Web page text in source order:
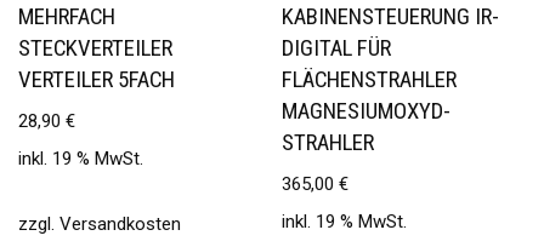
MEHRFACH
STECKVERTEILER
VERTEILER 5FACH
28,90 €
inkl. 19 % MwSt.
zzgl. Versandkosten
KABINENSTEUERUNG IR-
DIGITAL FÜR
FLÄCHENSTRAHLER
MAGNESIUMOXYD-
STRAHLER
365,00€
inkl. 19 % MwSt.